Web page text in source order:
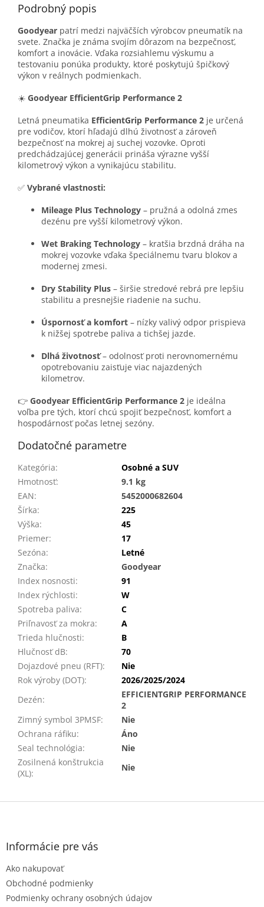
Podrobný popis
Goodyear patrí medzi najväčších výrobcov pneumatík na
svete. Značka je známa svojím dôrazom na bezpečnosť,
komfort a inovácie. Vďaka rozsiahlemu výskumu a
testovaniu ponúka produkty, ktoré poskytujú špičkový
výkon v reálnych podmienkach.
☀️ Goodyear EfficientGrip Performance 2
Letná pneumatika EfficientGrip Performance 2 je určená
pre vodičov, ktorí hľadajú dlhú životnosť a zároveň
bezpečnosť na mokrej aj suchej vozovke. Oproti
predchádzajúcej generácii prináša výrazne vyšší
kilometrový výkon a vynikajúcu stabilitu.
✅ Vybrané vlastnosti:
Mileage Plus Technology – pružná a odolná zmes
dezénu pre vyšší kilometrový výkon.
Wet Braking Technology – kratšia brzdná dráha na
mokrej vozovke vďaka špeciálnemu tvaru blokov a
modernej zmesi.
Dry Stability Plus – širšie stredové rebrá pre lepšiu
stabilitu a presnejšie riadenie na suchu.
Úspornosť a komfort – nízky valivý odpor prispieva
k nižšej spotrebe paliva a tichšej jazde.
Dlhá životnosť– odolnosť proti nerovnomernému
opotrebovaniu zaisťuje viac najazdených
kilometrov.
👉 Goodyear EfficientGrip Performance 2 je ideálna
voľba pre tých, ktorí chcú spojiť bezpečnosť, komfort a
hospodárnosť počas letnej sezóny.
Dodatočné parametre
Kategória:
Osobné a SUV
Hmotnosť:
9.1 kg
EAN:
5452000682604
Šírka:
225
Výška:
45
Priemer:
17
Sezóna:
Letné
Značka:
Goodyear
Index nosnosti:
91
Index rýchlosti:
W
Spotreba paliva:
C
Priľnavosť za mokra:
A
Trieda hlučnosti:
B
Hlučnosť dB:
70
Dojazdové pneu (RFT):
Nie
Rok výroby (DOT):
2026/2025/2024
Dezén:
EFFICIENTGRIP PERFORMANCE
2
Zimný symbol 3PMSF:
Nie
Ochrana ráfiku:
Áno
Seal technológia:
Nie
Zosilnená konštrukcia
(XL):
Nie
Z
Informácie pre vás
Ako nakupovať
Obchodné podmienky
Podmienky ochrany osobných údajov